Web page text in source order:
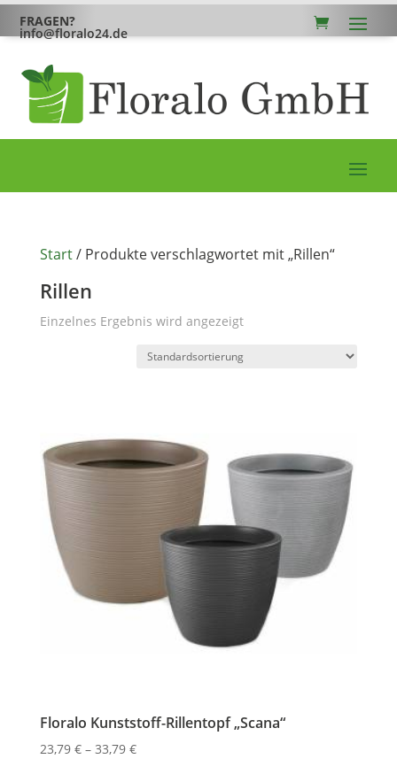
FRAGEN?
info@floralo24.de
Start/ Produkte verschlagwortet mit „Rillen“
Rillen
Einzelnes Ergebnis wird angezeigt
Floralo Kunststoff-Rillentopf „Scana“
23,79 € – 33,79 €Preisspanne: